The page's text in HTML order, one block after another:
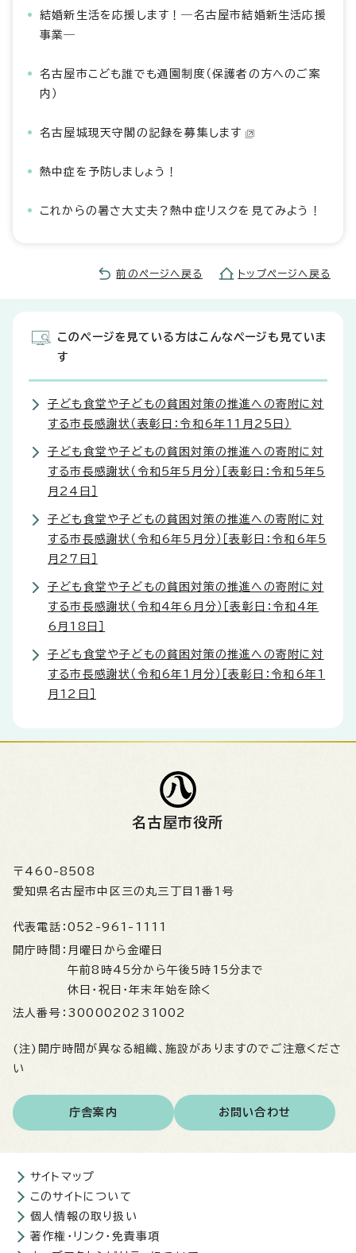
結婚新生活を応援します！―名古屋市結婚新生活応援
事業―
名古屋市こども誰でも通園制度（保護者の方へのご案
内）
名古屋城現天守閣の記録を募集します
熱中症を予防しましょう！
これからの暑さ大丈夫？熱中症リスクを見てみよう！
前のページへ戻る トップページへ戻る
このページを見ている方はこんなページも見ていま
す
子ども食堂や子どもの貧困対策の推進への寄附に対
する市長感謝状（表彰日：令和6年11月25日）
子ども食堂や子どもの貧困対策の推進への寄附に対
する市長感謝状（令和5年5月分）［表彰日：令和5年5
月24日］
子ども食堂や子どもの貧困対策の推進への寄附に対
する市長感謝状（令和6年5月分）［表彰日：令和6年5
月27日］
子ども食堂や子どもの貧困対策の推進への寄附に対
する市長感謝状（令和4年6月分）［表彰日：令和4年
6月18日］
子ども食堂や子どもの貧困対策の推進への寄附に対
する市長感謝状（令和6年1月分）［表彰日：令和6年1
月12日］
名古屋市役所
〒460-8508
愛知県名古屋市中区三の丸三丁目1番1号
代表電話： 052-961-1111
開庁時間： 月曜日から金曜日
午前8時45分から午後5時15分まで
休日・祝日・年末年始を除く
法人番号： 3000020231002
(注)開庁時間が異なる組織、施設がありますのでご注意くださ
い
庁舎案内 お問い合わせ
サイトマップ
このサイトについて
個人情報の取り扱い
著作権・リンク・免責事項